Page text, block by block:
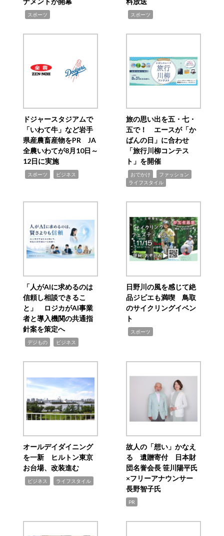
スポーツ スポーツ
ドジャースタジアムで
「いわて牛」など岩手
県産農畜産物をPR JA
全農いわてが8月10日～
12日に実施
スポーツ ビジネス
旅の思い出を五・七・
五で！ エースが「か
ばんの日」に合わせ
「旅行川柳コンテス
ト」を開催
おでかけ ファッション
ライフスタイル
「人がAIに求めるのは
信頼し相談できるこ
と」 ロジカがAI事業
者と導入機関の共通指
針案を策定へ
デジもの ビジネス
日野川の風を感じて絶
品ジビエも満喫 鳥取
のサイクリングイベン
ト
スポーツ
オールデイダイニング
を一新 ヒルトン東京
お台場、改装進む
ビジネス ライフスタイル
故人の「想い」かなえ
る 遺贈寄付 日本財
団名誉会長 笹川陽平氏
×フリーアナウンサー
長野智子氏
PR